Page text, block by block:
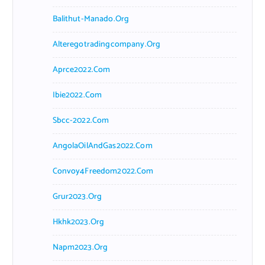
Balithut-Manado.org
Alteregotradingcompany.org
Aprce2022.com
Ibie2022.com
Sbcc-2022.com
AngolaOilAndGas2022.com
Convoy4Freedom2022.com
Grur2023.org
Hkhk2023.org
Napm2023.org